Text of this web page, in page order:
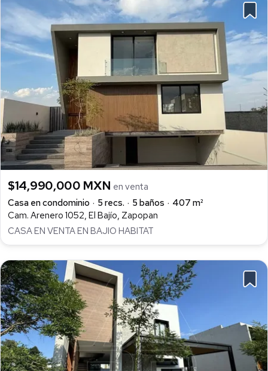
$14,990,000 MXN en venta
Casa en condominio
5 recs. 5 baños
407 m²
Cam. Arenero 1052, El Bajío, Zapopan
CASA EN VENTA EN BAJIO HABITAT